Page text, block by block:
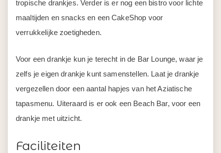
tropische drankjes. Verder is er nog een bistro voor lichte
maaltijden en snacks en een CakeShop voor
verrukkelijke zoetigheden.
Voor een drankje kun je terecht in de Bar Lounge, waar je
zelfs je eigen drankje kunt samenstellen. Laat je drankje
vergezellen door een aantal hapjes van het Aziatische
tapasmenu. Uiteraard is er ook een Beach Bar, voor een
drankje met uitzicht.
Faciliteiten